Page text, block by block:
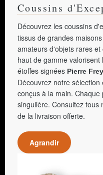
Coussins
Découvrez les coussins
tissus de grandes
amateurs d'objets rares
haut de gamme
étoffes signées Pierre Frey
Découvrez notre
conçus à la main.
singulière. Consultez tous
de la livraison offerte.
Agrandir